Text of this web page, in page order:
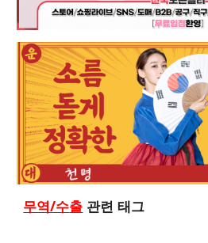
무역/수출 관련 태그